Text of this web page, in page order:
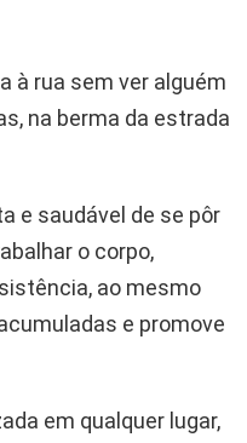
à rua sem ver alguém
na berma da estrada
e saudável de se pôr
o corpo,
ao mesmo
e promove
em qualquer lugar,